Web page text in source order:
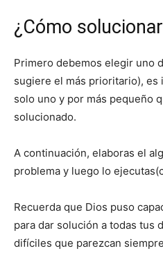
¿Cómo
Primero debemos elegir uno
sugiere el más prioritario),
solo uno y por más pequeño
solucionado.
A continuación, elaboras el
problema y luego lo
Recuerda que Dios puso
para dar solución a todas tus
difíciles que parezcan